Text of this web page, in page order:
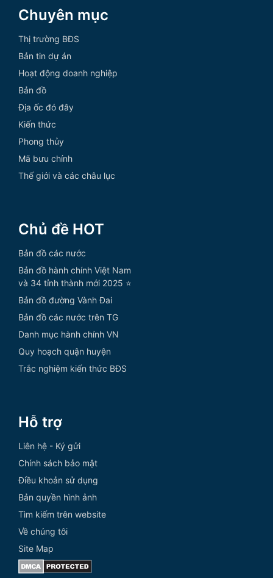
Chuyên mục
Thị trường BĐS
Bản tin dự án
Hoạt động doanh nghiệp
Bản đồ
Địa ốc đó đây
Kiến thức
Phong thủy
Mã bưu chính
Thế giới và các châu lục
Chủ đề HOT
Bản đồ các nước
Bản đồ hành chính Việt Nam
và 34 tỉnh thành mới 2025 ⭐
Bản đồ đường Vành Đai
Bản đồ các nước trên TG
Danh mục hành chính VN
Quy hoạch quận huyện
Trắc nghiệm kiến thức BĐS
Hỗ trợ
Liên hệ - Ký gửi
Chính sách bảo mật
Điều khoản sử dụng
Bản quyền hình ảnh
Tìm kiếm trên website
Về chúng tôi
Site Map